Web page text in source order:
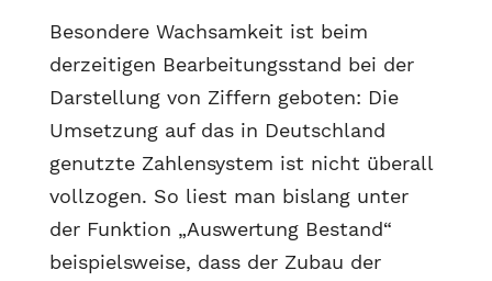
Besondere Wachsamkeit ist beim
derzeitigen Bearbeitungsstand bei der
Darstellung von Ziffern geboten: Die
Umsetzung auf das in Deutschland
genutzte Zahlensystem ist nicht überall
vollzogen. So liest man bislang unter
der Funktion „Auswertung Bestand“
beispielsweise, dass der Zubau der